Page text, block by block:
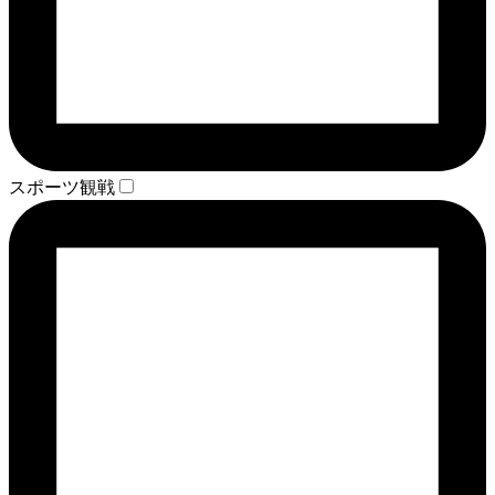
スポーツ観戦